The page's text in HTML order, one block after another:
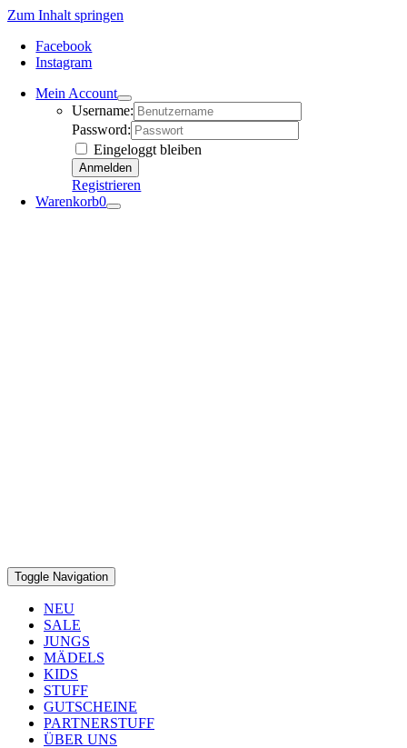
Zum Inhalt springen
Facebook
Instagram
Mein Account
Username:
Password:
Eingeloggt bleiben
Registrieren
Warenkorb0
Toggle Navigation
NEU
SALE
JUNGS
MÄDELS
KIDS
STUFF
GUTSCHEINE
PARTNERSTUFF
ÜBER UNS